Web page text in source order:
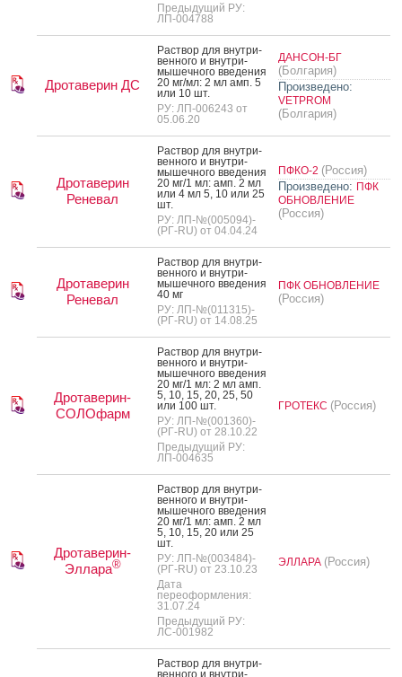
Предыдущий РУ:
ЛП-004788
Дротаверин ДС
Рас­твор для внут­ри­
вен­но­го и внут­ри­
мышеч­но­го вве­дения
20 мг/мл: 2 мл амп. 5
или 10 шт.
РУ: ЛП-006243 от
05.06.20
ДАНСОН-БГ
(Болгария)
Произведено:
VETPROM
(Болгария)
Дротаверин
Реневал
Рас­твор для внут­ри­
вен­но­го и внут­ри­
мышеч­но­го вве­дения
20 мг/1 мл: амп. 2 мл
или 4 мл 5, 10 или 25
шт.
РУ: ЛП-№(005094)-
(РГ-RU) от 04.04.24
ПФКО-2 (Россия)
Произведено: ПФК
ОБНОВЛЕНИЕ
(Россия)
Дротаверин
Реневал
Рас­твор для внут­ри­
вен­но­го и внут­ри­
мышеч­но­го вве­дения
40 мг
РУ: ЛП-№(011315)-
(РГ-RU) от 14.08.25
ПФК ОБНОВЛЕНИЕ
(Россия)
Дротаверин-
СОЛОфарм
Рас­твор для внут­ри­
вен­но­го и внут­ри­
мышеч­но­го вве­дения
20 мг/1 мл: 2 мл амп.
5, 10, 15, 20, 25, 50
или 100 шт.
РУ: ЛП-№(001360)-
(РГ-RU) от 28.10.22
Предыдущий РУ:
ЛП-004635
ГРОТЕКС (Россия)
Дротаверин-
Эллара®
Рас­твор для внут­ри­
вен­но­го и внут­ри­
мышеч­но­го вве­дения
20 мг/1 мл: амп. 2 мл
5, 10, 15, 20 или 25
шт.
РУ: ЛП-№(003484)-
(РГ-RU) от 23.10.23
Дата
переоформления:
31.07.24
Предыдущий РУ:
ЛС-001982
ЭЛЛАРА (Россия)
Рас­твор для внут­ри­
вен­но­го и внут­ри­